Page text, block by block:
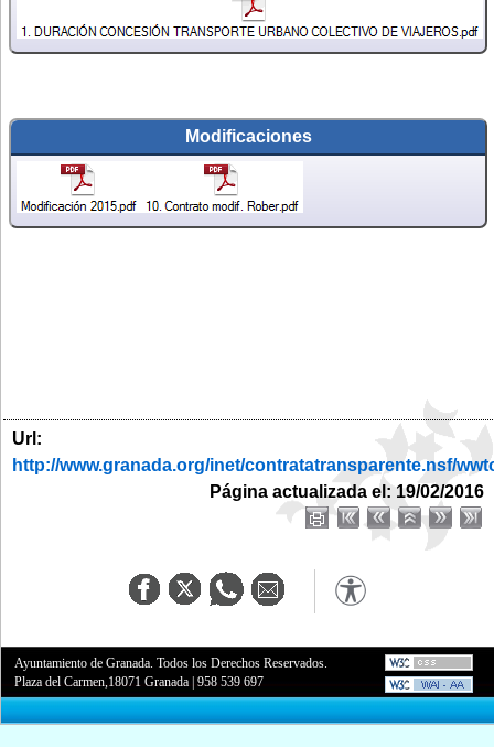
Modificaciones
Url:
http://www.granada.org/inet/contratatransparente.nsf/
Página actualizada el: 19/02/2016
Ayuntamiento de Granada. Todos los Derechos Reservados.
Plaza del Carmen,18071 Granada |958 539 697